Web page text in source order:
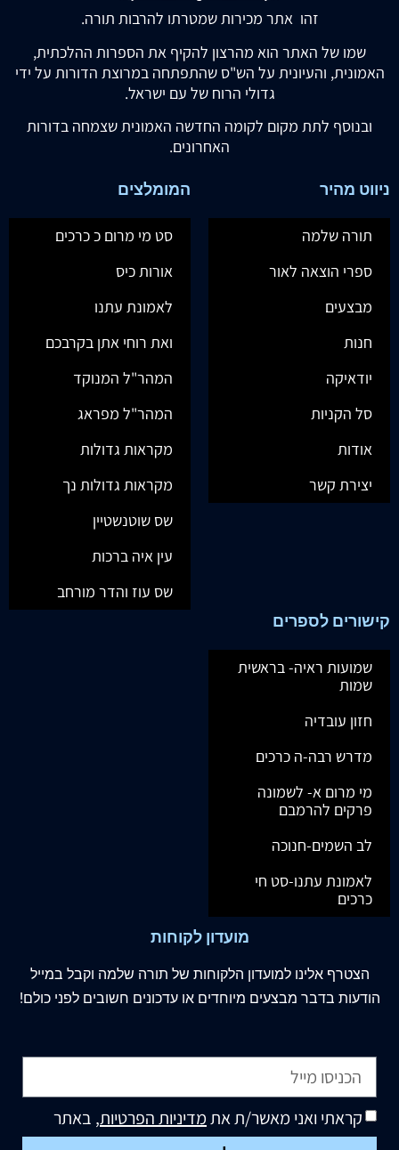
זהו אתר מכירות שמטרתו להרבות תורה.
שמו של האתר הוא מהרצון להקיף את הספרות ההלכתית,
האמונית, והעיונית על הש"ס שהתפתחה במרוצת הדורות על ידי
גדולי הרוח של עם ישראל.
ובנוסף לתת מקום לקומה החדשה האמונית שצמחה בדורות
האחרונים.
ניווט מהיר
תורה שלמה
ספרי הוצאה לאור
מבצעים
חנות
יודאיקה
סל הקניות
אודות
יצירת קשר
המומלצים
סט מי מרום כ כרכים
אורות כיס
לאמונת עתנו
ואת רוחי אתן בקרבכם
המהר"ל המנוקד
המהר"ל מפראג
מקראות גדולות
מקראות גדולות נך
שס שוטנשטיין
עין איה ברכות
שס עוז והדר מורחב
קישורים לספרים
שמועות ראיה- בראשית
שמות
חזון עובדיה
מדרש רבה-ה כרכים
מי מרום א- לשמונה
פרקים להרמבם
לב השמים-חנוכה
לאמונת עתנו-סט חי
כרכים
מועדון לקוחות
הצטרף אלינו למועדון הלקוחות של תורה שלמה וקבל במייל
הודעות בדבר מבצעים מיוחדים או עדכונים חשובים לפני כולם!
קראתי ואני מאשר/ת אתמדיניות הפרטיות, באתר